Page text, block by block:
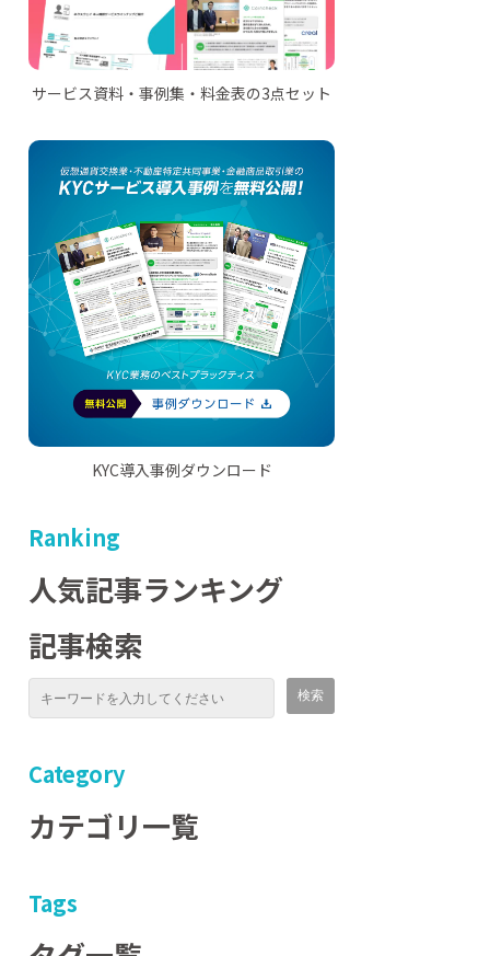
サービス資料・事例集・料金表の3点セット
KYC導入事例ダウンロード
Ranking
人気記事ランキング
記事検索
Category
カテゴリ一覧
Tags